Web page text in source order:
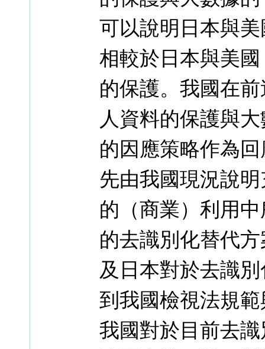
可以說明日本與
相較於日本與美
的保護。我國在
人資料的保護與
的因應策略作為
先由我國現況說
的（商業）利用
的去識別化替代
及日本對於去識
到我國檢視法規
我國對於目前去